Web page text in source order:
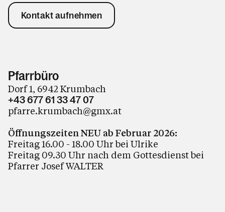
Kontakt aufnehmen
Pfarrbüro
Dorf 1, 6942 Krumbach
+43 677 61 33 47 07
pfarre.krumbach@gmx.at
Öffnungszeiten NEU ab Februar 2026:
Freitag 16.00 - 18.00 Uhr bei Ulrike
Freitag 09.30 Uhr nach dem Gottesdienst bei
Pfarrer Josef WALTER